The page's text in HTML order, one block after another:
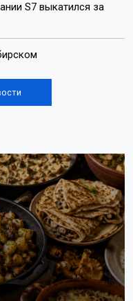
S7 выкатился за